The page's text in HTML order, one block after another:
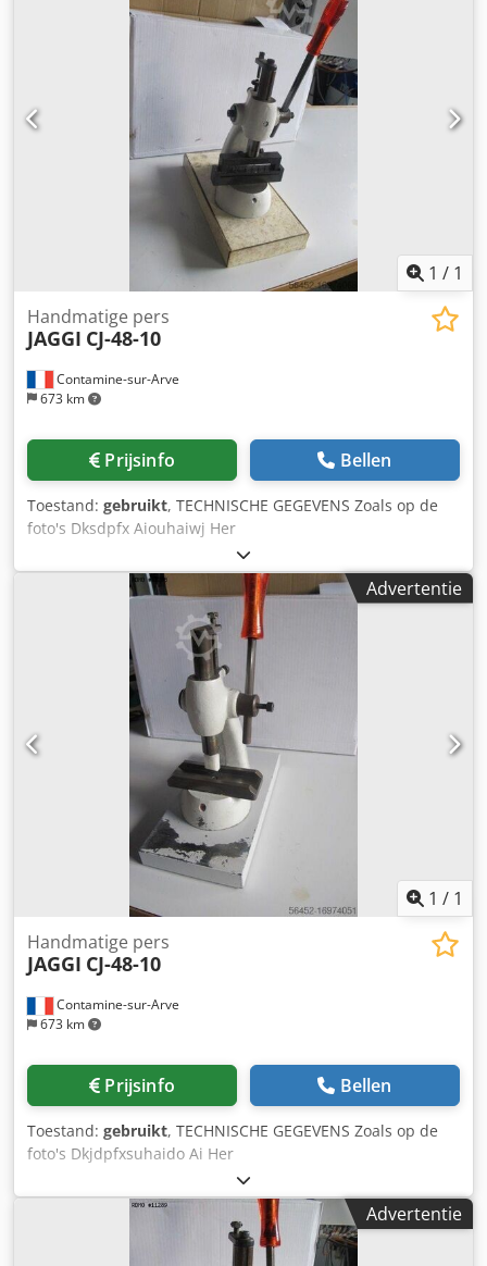
1 / 1
Contamine-sur-Arve
673 km
Handmatige pers
JAGGI CJ-48-10
Prijsinfo Bellen
Toestand: gebruikt, TECHNISCHE GEGEVENS Zoals op de
foto's Dksdpfx Aiouhaiwj Her
Advertentie
1 / 1
Contamine-sur-Arve
673 km
Handmatige pers
JAGGI CJ-48-10
Prijsinfo Bellen
Toestand: gebruikt, TECHNISCHE GEGEVENS Zoals op de
foto's Dkjdpfxsuhaido Ai Her
Advertentie